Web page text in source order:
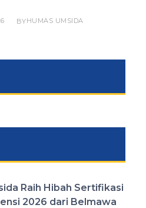
BYHUMAS UMSIDA
Raih Hibah Sertifikasi
2026 dari Belmawa